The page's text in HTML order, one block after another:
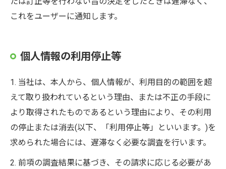
これをユーザーに通知します。
個人情報の利用停止等
1. 当社は、本人から、個人情報が、利用目的の範囲を超
えて取り扱われているという理由、または不正の手段に
より取得されたものであるという理由により、その利用
の停止または消去(以下、「利用停止等」といいます。)を
求められた場合には、遅滞なく必要な調査を行います。
2. 前項の調査結果に基づき、その請求に応じる必要があ